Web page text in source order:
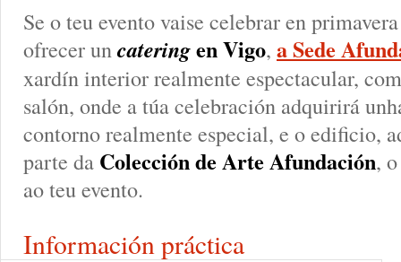
Se o teu evento vaise celebrar en
ofrecer uncateringen Vigo, a Sede
xardín interior realmente espectacular,
salón, onde a túa celebración adquirirá
contorno realmente especial, e o edificio,
parte da Colección de Arte Afundación,
ao teu evento.
Información práctica